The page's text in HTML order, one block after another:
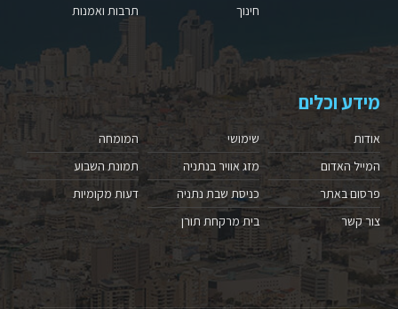
חינוך
תרבות ואמנות
מידע וכלים
אודות
המייל האדום
פרסום באתר
צור קשר
שימושי
מזג אוויר בנתניה
כניסת שבת נתניה
בית מרקחת תורן
המומחה
תמונת השבוע
דעות מקומיות